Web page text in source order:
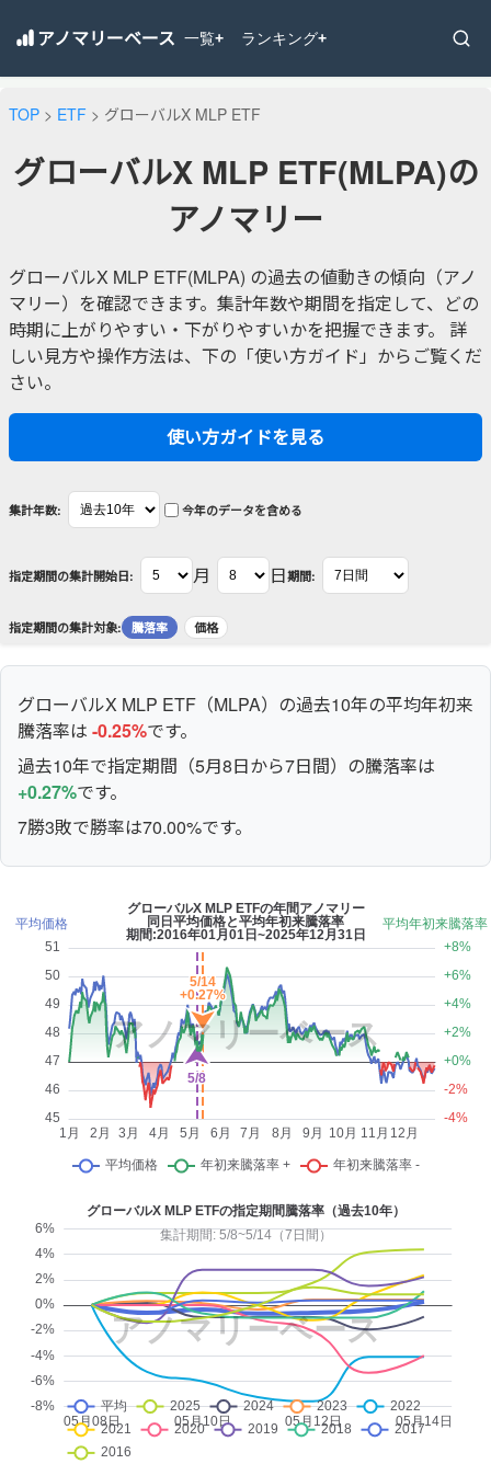
アノマリーベース 一覧+ ランキング+
TOP > ETF > グローバルX MLP ETF
グローバルX MLP ETF(MLPA)の
アノマリー
グローバルX MLP ETF(MLPA) の過去の値動きの傾向（アノ
マリー）を確認できます。集計年数や期間を指定して、どの
時期に上がりやすい・下がりやすいかを把握できます。 詳
しい見方や操作方法は、下の「使い方ガイド」からご覧くだ
さい。
使い方ガイドを見る
集計年数: 今年のデータを含める
指定期間の集計開始日: 月 日期間:
指定期間の集計対象: 騰落率 価格
グローバルX MLP ETF（MLPA）の過去10年の平均年初来
騰落率は -0.25%です。
過去10年で指定期間（5月8日から7日間）の騰落率は
+0.27%です。
7勝3敗で勝率は70.00%です。